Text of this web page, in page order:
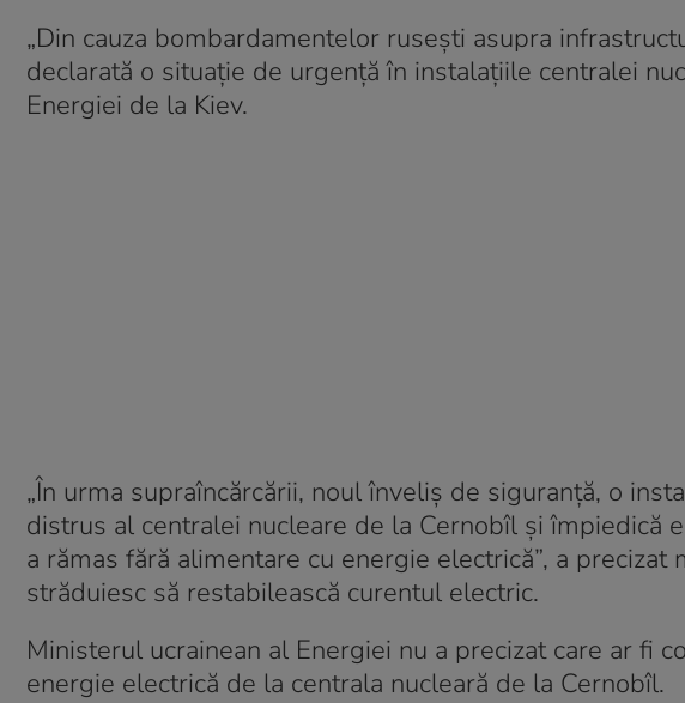
„Din cauza bombardamentelor ruseşti asupra
declarată o situaţie de urgenţă în instalaţiile centralei
Energiei de la Kiev.
„În urma supraîncărcării, noul înveliş de siguranţă, o
distrus al centralei nucleare de la Cernobîl şi împiedică
a rămas fără alimentare cu energie electrică”, a
străduiesc să restabilească curentul electric.
Ministerul ucrainean al Energiei nu a precizat care ar fi
energie electrică de la centrala nucleară de la Cernobîl.